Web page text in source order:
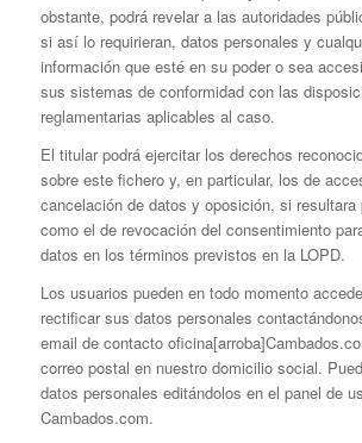
obstante, podrá revelar a las autoridades
si así lo requirieran, datos personales y
información que esté en su poder o sea
sus sistemas de conformidad con las
reglamentarias aplicables al caso.
El titular podrá ejercitar los derechos
sobre este fichero y, en particular, los de
cancelación de datos y oposición, si
como el de revocación del consentimiento
datos en los términos previstos en la LOPD.
Los usuarios pueden en todo momento
rectificar sus datos personales
email de contacto
correo postal en nuestro domicilio social.
datos personales editándolos en el panel de
Cambados.com.